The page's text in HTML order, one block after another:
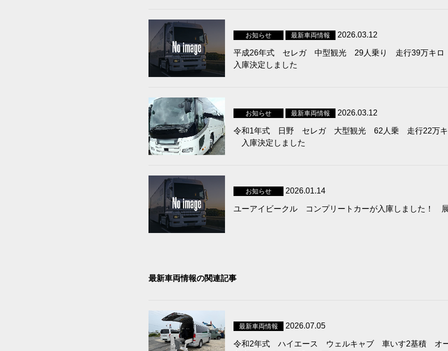
お知らせ 最新車両情報 2026.03.12
平成26年式 セレガ 中型観光 29人乗り 走行39万キ
入庫決定しました
お知らせ 最新車両情報 2026.03.12
令和1年式 日野 セレガ 大型観光 62人乗 走行22万
入庫決定しました
お知らせ 2026.01.14
ユーアイビークル コンプリートカーが入庫しました！
最新車両情報の関連記事
最新車両情報 2026.07.05
令和2年式 ハイエース ウェルキャブ 車いす2基積 オー